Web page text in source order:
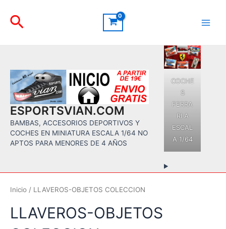
contenido
Buscar
ESPORTSVIAN.COM
BAMBAS, ACCESORIOS DEPORTIVOS Y
COCHES EN MINIATURA ESCALA 1/64 NO
APTOS PARA MENORES DE 4 AÑOS
COCHE
S
FERRA
RI A
ESCAL
A 1/64
Inicio / LLAVEROS-OBJETOS COLECCION
LLAVEROS-OBJETOS